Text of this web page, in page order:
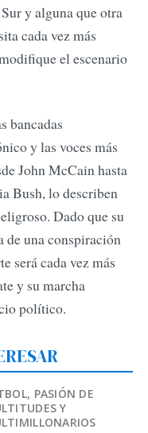
y alguna que otra
cada vez más
el escenario
bancadas
y las voces más
John McCain hasta
Bush, lo describen
Dado que su
de una conspiración
será cada vez más
y su marcha
político.
PASIÓN DE
Y